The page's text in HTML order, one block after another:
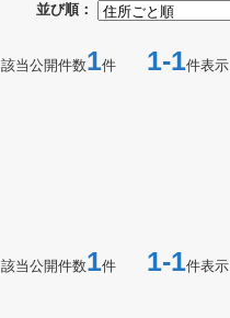
並び順：
該当公開件数1件 1-1件表示
該当公開件数1件 1-1件表示